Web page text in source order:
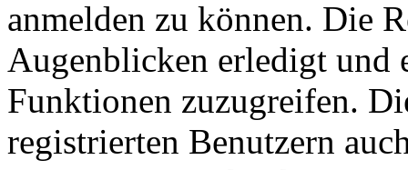
anmelden zu können. Die
Augenblicken erledigt und
Funktionen zuzugreifen.
registrierten Benutzern